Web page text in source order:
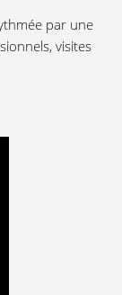
par une
visites